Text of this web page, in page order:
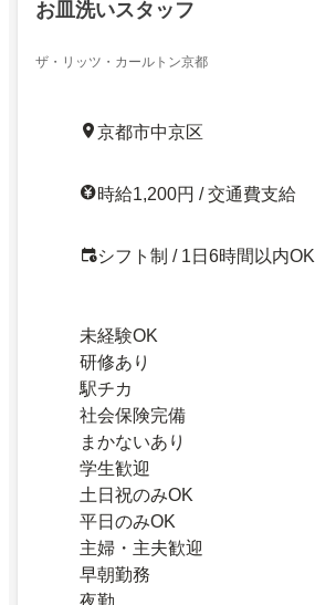
お皿洗いスタッフ
ザ・リッツ・カールトン京都
京都市中京区
時給1,200円 / 交通費支給
シフト制 / 1日6時間以内OK
未経験OK
研修あり
駅チカ
社会保険完備
まかないあり
学生歓迎
土日祝のみOK
平日のみOK
主婦・主夫歓迎
早朝勤務